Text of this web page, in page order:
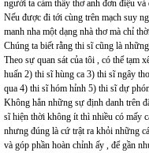
người ta cảm thấy thơ anh đơn điệu
Nếu được đi tới cùng trên mạch suy
manh nha một dạng nhà thơ mà chỉ
Chúng ta biết rằng thi sĩ cũng là
Theo sự quan sát của tôi , có thể tạm
huấn 2) thi sĩ hùng ca 3) thi sĩ ngây
qua 4) thi sĩ hóm hỉnh 5) thi sĩ dự
Không hẳn những sự định danh trên
sĩ hiện thời không ít thì nhiều có
nhưng đúng là cứ trật ra khỏi những
và góp phần hoàn chỉnh ấy , để gần